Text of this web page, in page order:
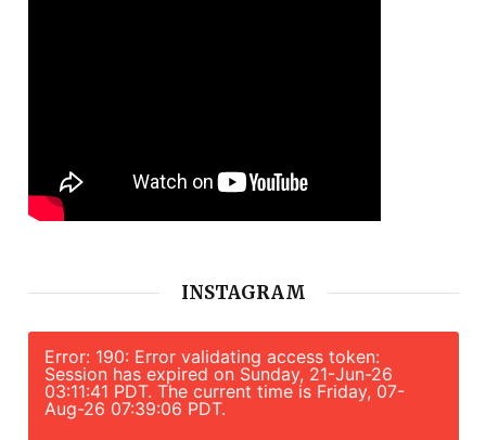
INSTAGRAM
Error: 190: Error validating access token:
Session has expired on Sunday, 21-Jun-26
03:11:41 PDT. The current time is Friday, 07-
Aug-26 07:39:06 PDT.